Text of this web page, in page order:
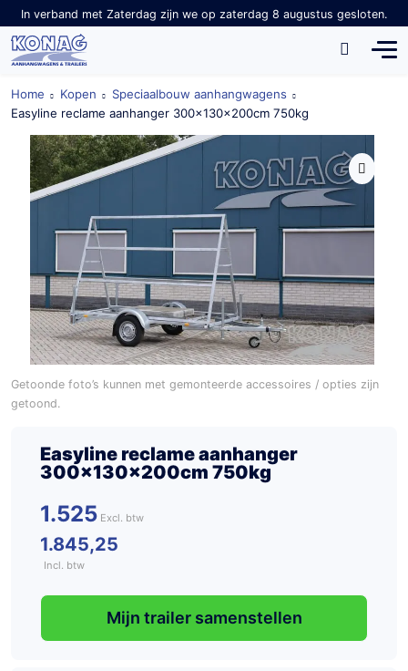
In verband met Zaterdag zijn we op zaterdag 8 augustus gesloten.
Home Kopen
Speciaalbouw aanhangwagens
Easyline reclame aanhanger 300x130x200cm 750kg
Getoonde foto’s kunnen met gemonteerde accessoires / opties zijn
getoond.
Easyline reclame aanhanger
300x130x200cm 750kg
1.525
1.845,25
Incl. btw
Mijn trailer samenstellen